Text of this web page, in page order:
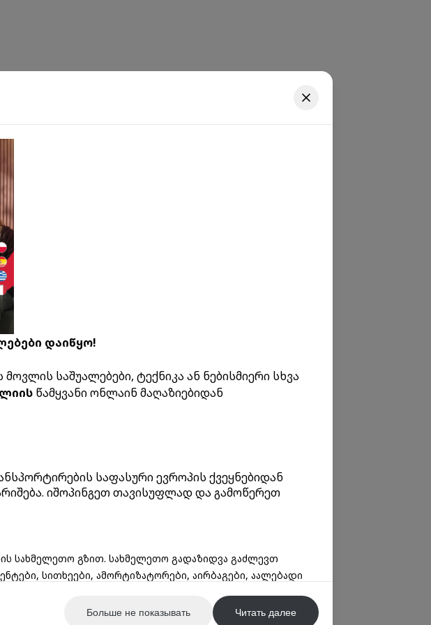
არ არსებობს
ბმული:
დაიწყო!
საშუალებები, ტექნიკა ან ნებისმიერი სხვა
წამყვანი ონლაინ მაღაზიებიდან
საფასური ევროპის ქვეყნებიდან
იშოპინგეთ თავისუფლად და გამოწერეთ
სახმელეთო გზით. სახმელეთო გადაზიდვა გაძლევთ
სითხეები, ამორტიზატორები, აირბაგები, აალებადი
Больше не показывать Читать далее